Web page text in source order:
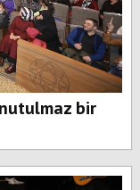
bir